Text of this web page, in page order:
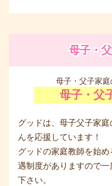
母子・
母子・父子家
母子・父
グッドは、母子父子家庭
んを応援しています！
グッドの家庭教師を始
遇制度がありますので
下さい。